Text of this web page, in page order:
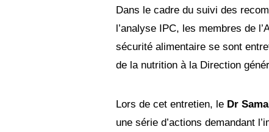
Dans le cadre du suivi des
l’analyse IPC, les membres de
sécurité alimentaire se sont
de la nutrition à la Direction
Lors de cet entretien, le Dr
une série d’actions demandant